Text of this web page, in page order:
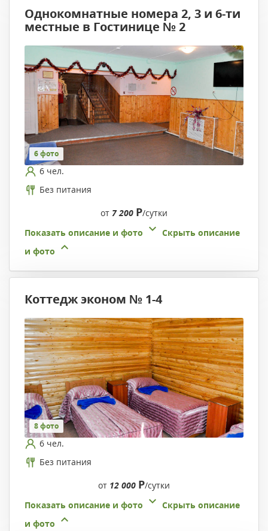
Однокомнатные номера 2, 3 и 6-ти
местные в Гостинице № 2
6 фото
6 чел.
Без питания
от 7 200 Р/сутки
Показать описание и фото
Скрыть описание
и фото
Коттедж эконом № 1-4
8 фото
6 чел.
Без питания
от 12 000 Р/сутки
Показать описание и фото
Скрыть описание
и фото